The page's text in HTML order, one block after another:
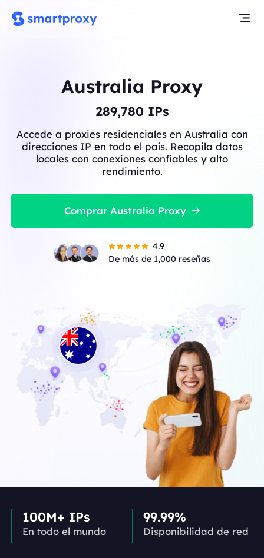
Australia Proxy
289,780IPs
Accede a proxies residenciales en Australia con
direcciones IP en todo el país. Recopila datos
locales con conexiones confiables y alto
rendimiento.
Comprar Australia Proxy
4.9
De más de 1,000 reseñas
100M+ IPs
En todo el mundo
99.99%
Disponibilidad de red